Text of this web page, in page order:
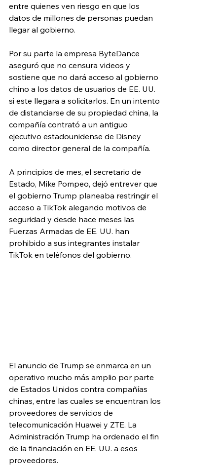
entre quienes ven riesgo en que los
datos de millones de personas puedan
llegar al gobierno.
Por su parte la empresa ByteDance
aseguró que no censura videos y
sostiene que no dará acceso al gobierno
chino a los datos de usuarios de EE. UU.
si este llegara a solicitarlos. En un intento
de distanciarse de su propiedad china, la
compañía contrató a un antiguo
ejecutivo estadounidense de Disney
como director general de la compañía.
A principios de mes, el secretario de
Estado, Mike Pompeo, dejó entrever que
el gobierno Trump planeaba restringir el
acceso a TikTok alegando motivos de
seguridad y desde hace meses las
Fuerzas Armadas de EE. UU. han
prohibido a sus integrantes instalar
TikTok en teléfonos del gobierno.
El anuncio de Trump se enmarca en un
operativo mucho más amplio por parte
de Estados Unidos contra compañías
chinas, entre las cuales se encuentran los
proveedores de servicios de
telecomunicación Huawei y ZTE. La
Administración Trump ha ordenado el fin
de la financiación en EE. UU. a esos
proveedores.